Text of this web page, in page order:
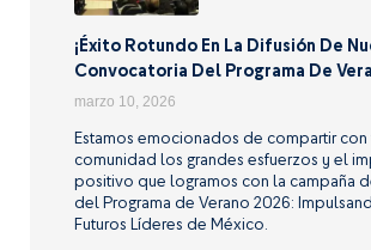
¡Éxito Rotundo En La Difusión De
Convocatoria Del Programa De
marzo 10, 2026
Estamos emocionados de compartir con
comunidad los grandes esfuerzos y el
positivo que logramos con la campaña
del Programa de Verano 2026:
Futuros Líderes de México.